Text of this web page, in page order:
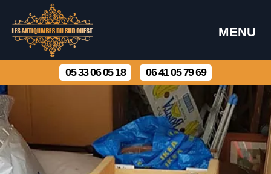
MENU
05 33 06 05 18 06 41 05 79 69